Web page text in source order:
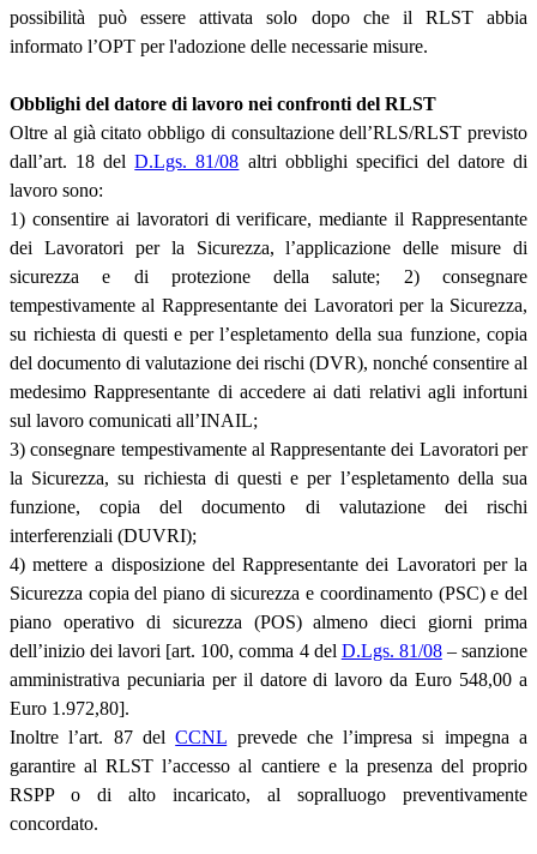
possibilità può essere attivata solo dopo che il RLST abbia
informato l’OPT per l'adozione delle necessarie misure.
Obblighi del datore di lavoro nei confronti del RLST
Oltre al già citato obbligo di consultazione dell’RLS/RLST previsto
dall’art. 18 delD.Lgs. 81/08 altri obblighi specifici del datore di
lavoro sono:
1) consentire ai lavoratori di verificare, mediante il Rappresentante
dei Lavoratori per la Sicurezza, l’applicazione delle misure di
sicurezza e di protezione della salute; 2) consegnare
tempestivamente al Rappresentante dei Lavoratori per la Sicurezza,
su richiesta di questi e per l’espletamento della sua funzione, copia
del documento di valutazione dei rischi (DVR), nonché consentire al
medesimo Rappresentante di accedere ai dati relativi agli infortuni
sul lavoro comunicati all’INAIL;
3) consegnare tempestivamente al Rappresentante dei Lavoratori per
la Sicurezza, su richiesta di questi e per l’espletamento della sua
funzione, copia del documento di valutazione dei rischi
interferenziali (DUVRI);
4) mettere a disposizione del Rappresentante dei Lavoratori per la
Sicurezza copia del piano di sicurezza e coordinamento (PSC) e del
piano operativo di sicurezza (POS) almeno dieci giorni prima
dell’inizio dei lavori [art. 100, comma 4 del D.Lgs. 81/08– sanzione
amministrativa pecuniaria per il datore di lavoro da Euro 548,00 a
Euro 1.972,80].
Inoltre l’art. 87 delCCNL prevede che l’impresa si impegna a
garantire al RLST l’accesso al cantiere e la presenza del proprio
RSPP o di alto incaricato, al sopralluogo preventivamente
concordato.